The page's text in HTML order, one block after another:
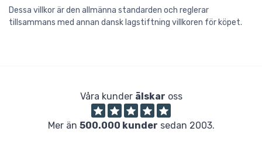
Dessa villkor är den allmänna standarden och reglerar
tillsammans med annan dansk lagstiftning villkoren för köpet.
Våra kunder älskar oss
Mer än 500.000 kunder sedan 2003.